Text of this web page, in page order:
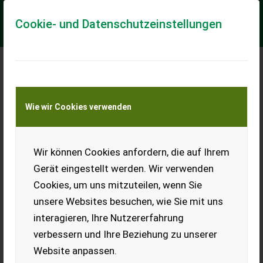
Cookie- und Datenschutzeinstellungen
Wie wir Cookies verwenden
Wir können Cookies anfordern, die auf Ihrem
Gerät eingestellt werden. Wir verwenden
Cookies, um uns mitzuteilen, wenn Sie
unsere Websites besuchen, wie Sie mit uns
interagieren, Ihre Nutzererfahrung
verbessern und Ihre Beziehung zu unserer
Website anpassen.
Meine Transportkostenanfrage
Transport von Land- und Baumaschinen –
KEINE Tiertransporte
Feldhäcksler
ha damit gemäht, mit
Zapfwelle, hydr.
Turmverstellung und hydr.
Auswurfklappe, Zustand wie